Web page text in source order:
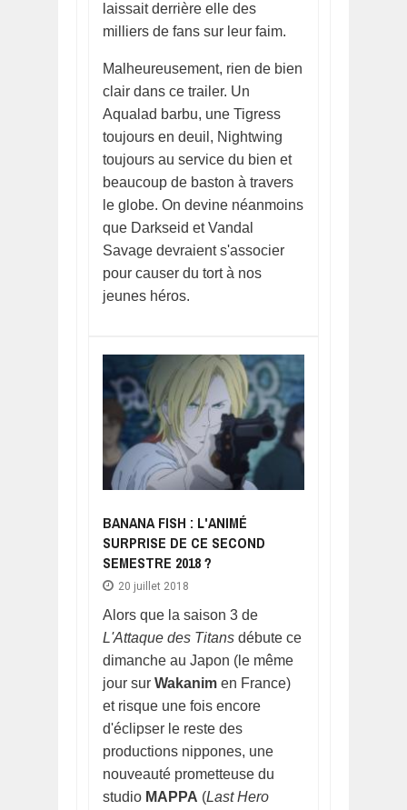
laissait derrière elle des
milliers de fans sur leur faim.
Malheureusement, rien de bien
clair dans ce trailer. Un
Aqualad barbu, une Tigress
toujours en deuil, Nightwing
toujours au service du bien et
beaucoup de baston à travers
le globe. On devine néanmoins
que Darkseid et Vandal
Savage devraient s'associer
pour causer du tort à nos
jeunes héros.
BANANA FISH : L'ANIMÉ
SURPRISE DE CE SECOND
SEMESTRE 2018 ?
20 juillet 2018
Alors que la saison 3 de
L'Attaque des Titans débute ce
dimanche au Japon (le même
jour sur Wakanim en France)
et risque une fois encore
d'éclipser le reste des
productions nippones, une
nouveauté prometteuse du
studio MAPPA (Last Hero